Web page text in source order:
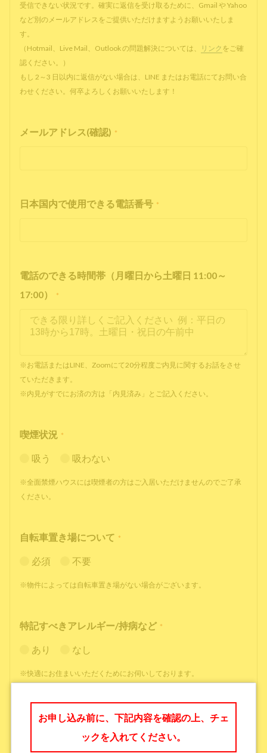
受信できない状況です。確実に返信を受け取るために、Gmail や Yahoo
など別のメールアドレスをご提供いただけますようお願いいたしま
す。
（Hotmail、Live Mail、Outlook の問題解決については、
リンク をご確
認ください。）
もし 2～3 日以内に返信がない場合は、LINE またはお電話にてお問い合
わせください。何卒よろしくお願いいたします！
メールアドレス(確認) *
日本国内で使用できる電話番号 *
電話のできる時間帯（月曜日から土曜日 11:00～
17:00）
*
※お電話またはLINE、Zoomにて20分程度ご内見に関するお話をさせ
ていただきます。
※内見がすでにお済の方は「内見済み」とご記入ください。
喫煙状況 *
吸う 吸わない
※全面禁煙ハウスには喫煙者の方はご入居いただけませんのでご了承
ください。
自転車置き場について *
必須 不要
※物件によっては自転車置き場がない場合がございます。
特記すべきアレルギー/持病など *
あり なし
※快適にお住まいいただくためにお伺いしております。
*
お申し込み前に、下記内容を確認の上、チェ
ックを入れてください。